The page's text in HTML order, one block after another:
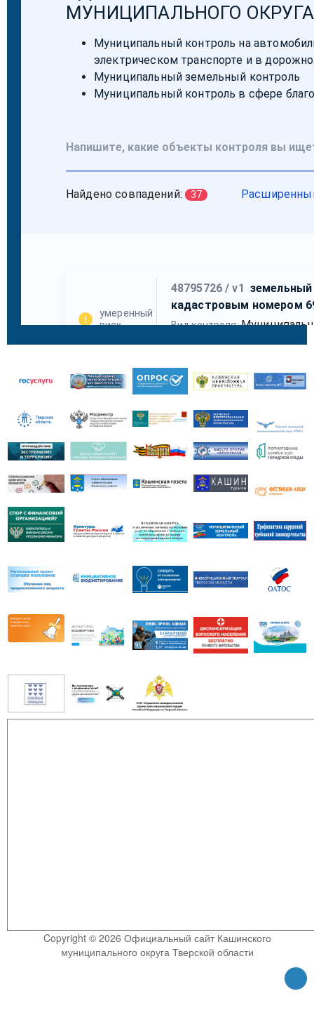
Copyright © 2026 Официальный сайт Кашинского
муниципального округа Тверской области